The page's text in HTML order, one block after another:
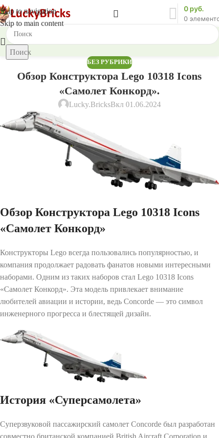
Skip to navigation
Skip to main content
0
0 руб.
Поиск
БЕЗ РУБРИКИ
Обзор Конструктора Lego 10318 Icons
«Самолет Конкорд».
Lucky.BricksВкл 01.06.2024
Обзор Конструктора Lego 10318 Icons
«Самолет Конкорд»
Конструкторы Lego всегда пользовались популярностью, и
компания продолжает радовать фанатов новыми интересными
наборами. Одним из таких наборов стал Lego 10318 Icons
«Самолет Конкорд». Эта модель привлекает внимание
любителей авиации и истории, ведь Concorde — это символ
инженерного прогресса и блестящей дизайн.
История «Суперсамолета»
Суперзвуковой пассажирский самолет Concorde был разработан
совместно британской компанией British Aircraft Corporation и